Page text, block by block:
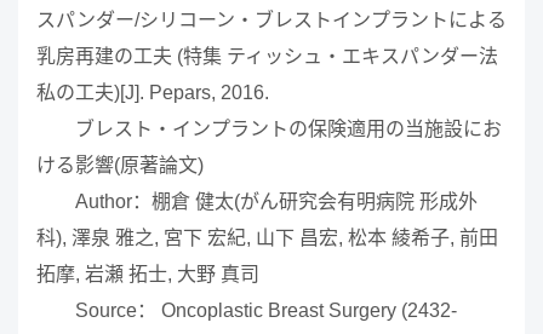
スパンダー/シリコーン・ブレストインプラントによる
乳房再建の工夫 (特集 ティッシュ・エキスパンダー法
私の工夫)[J]. Pepars, 2016.
ブレスト・インプラントの保険適用の当施設にお
ける影響(原著論文)
Author：棚倉 健太(がん研究会有明病院 形成外
科), 澤泉 雅之, 宮下 宏紀, 山下 昌宏, 松本 綾希子, 前田
拓摩, 岩瀬 拓士, 大野 真司
Source： Oncoplastic Breast Surgery (2432-